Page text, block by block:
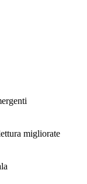
migliorate